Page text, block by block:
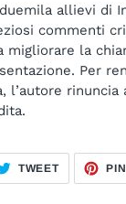
allievi di
commenti
migliorare la
Per
l’autore rinuncia
TWEETTWITTA
TWITTER
PIN